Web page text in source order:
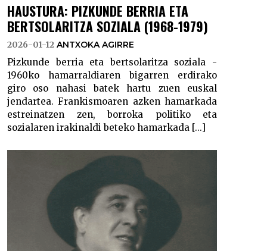
HAUSTURA: PIZKUNDE BERRIA ETA
BERTSOLARITZA SOZIALA (1968-1979)
2026-01-12 ANTXOKA AGIRRE
Pizkunde berria eta bertsolaritza soziala -
1960ko hamarraldiaren bigarren erdirako
giro oso nahasi batek hartu zuen euskal
jendartea. Frankismoaren azken hamarkada
estreinatzen zen, borroka politiko eta
sozialaren irakinaldi beteko hamarkada [...]